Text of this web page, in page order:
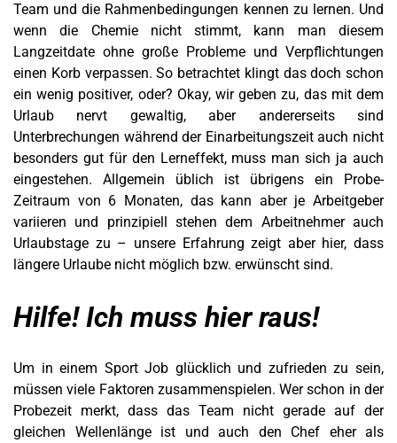
Team und die Rahmenbedingungen kennen zu lernen. Und
wenn die Chemie nicht stimmt, kann man diesem
Langzeitdate ohne große Probleme und Verpflichtungen
einen Korb verpassen. So betrachtet klingt das doch schon
ein wenig positiver, oder? Okay, wir geben zu, das mit dem
Urlaub nervt gewaltig, aber andererseits sind
Unterbrechungen während der Einarbeitungszeit auch nicht
besonders gut für den Lerneffekt, muss man sich ja auch
eingestehen. Allgemein üblich ist übrigens ein Probe-
Zeitraum von 6 Monaten, das kann aber je Arbeitgeber
variieren und prinzipiell stehen dem Arbeitnehmer auch
Urlaubstage zu – unsere Erfahrung zeigt aber hier, dass
längere Urlaube nicht möglich bzw. erwünscht sind.
Hilfe! Ich muss hier raus!
Um in einem Sport Job glücklich und zufrieden zu sein,
müssen viele Faktoren zusammenspielen. Wer schon in der
Probezeit merkt, dass das Team nicht gerade auf der
gleichen Wellenlänge ist und auch den Chef eher als